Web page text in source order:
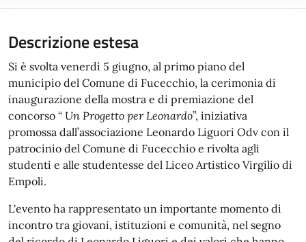
Descrizione estesa
Si è svolta venerdì 5 giugno, al primo piano del
municipio del Comune di Fucecchio, la cerimonia di
inaugurazione della mostra e di premiazione del
concorso “ Un Progetto per Leonardo”, iniziativa
promossa dall’associazione Leonardo Liguori Odv con il
patrocinio del Comune di Fucecchio e rivolta agli
studenti e alle studentesse del Liceo Artistico Virgilio di
Empoli.
L'evento ha rappresentato un importante momento di
incontro tra giovani, istituzioni e comunità, nel segno